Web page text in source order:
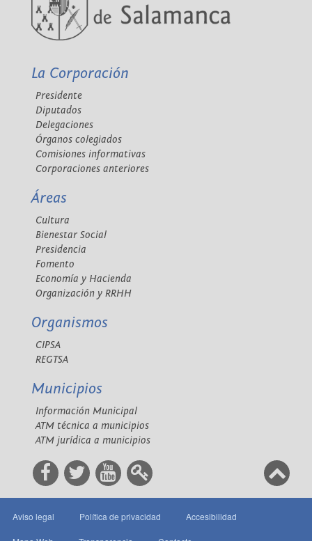
La Corporación
Presidente
Diputados
Delegaciones
Órganos colegiados
Comisiones informativas
Corporaciones anteriores
Áreas
Cultura
Bienestar Social
Presidencia
Fomento
Economía y Hacienda
Organización y RRHH
Organismos
CIPSA
REGTSA
Municipios
Información Municipal
ATM técnica a municipios
ATM jurídica a municipios
Aviso legal Política de privacidad Accesibilidad